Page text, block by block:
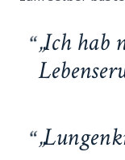
„Ich hab